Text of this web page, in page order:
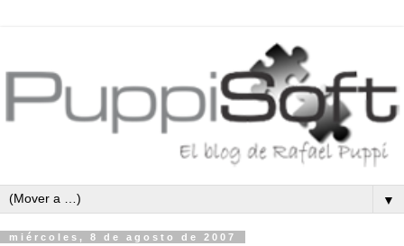
▼
miércoles, 8 de agosto de 2007